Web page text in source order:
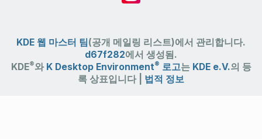
KDE 웹 마스터 팀(공개 메일링 리스트)에서 관리합니다.
d67f282에서 생성됨.
KDE®와 K Desktop Environment® 로고는 KDE e.V.의 등
록 상표입니다 | 법적 정보